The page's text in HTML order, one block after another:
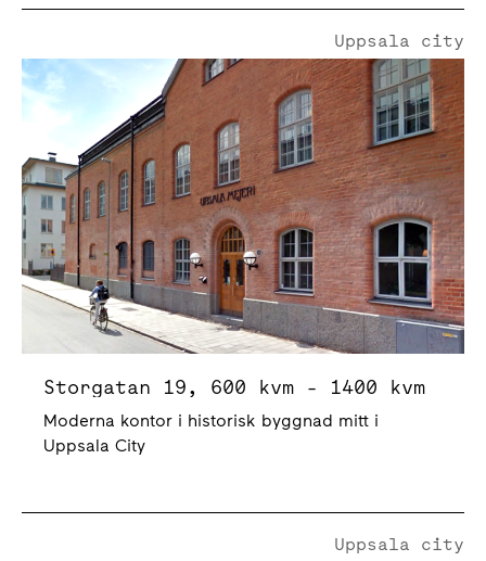
Storgatan 19
Uppsala city
Storgatan 19, 600 kvm - 1400 kvm
Moderna kontor i historisk byggnad mitt i
Uppsala City
Uppsala city